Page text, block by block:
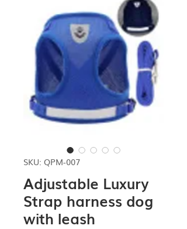
SKU: QPM-007
Adjustable Luxury
Strap harness dog
with leash